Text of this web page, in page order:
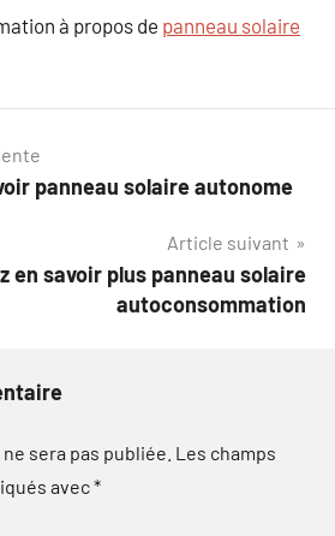
à propos de panneau solaire
panneau solaire autonome
Article suivant
en savoir plus panneau solaire
autoconsommation
sera pas publiée. Les champs
avec*